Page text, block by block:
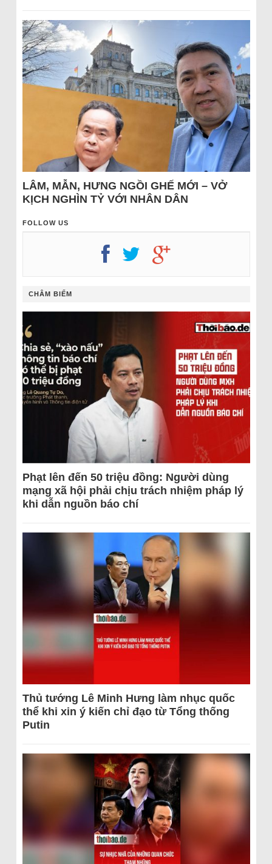
LÂM, MẪN, HƯNG NGỒI GHẾ MỚI – VỞ
KỊCH NGHÌN TỶ VỚI NHÂN DÂN
FOLLOW US
CHÂM BIẾM
Phạt lên đến 50 triệu đồng: Người dùng
mạng xã hội phải chịu trách nhiệm pháp lý
khi dẫn nguồn báo chí
Thủ tướng Lê Minh Hưng làm nhục quốc
thể khi xin ý kiến chỉ đạo từ Tổng thống
Putin